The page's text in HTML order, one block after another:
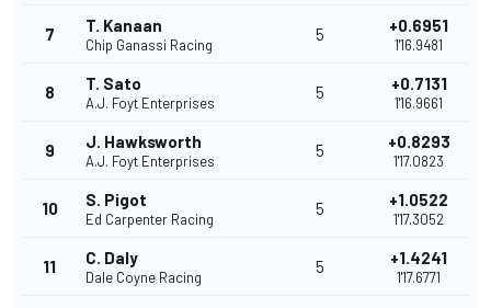
7 T. Kanaan
Chip Ganassi Racing
5 +0.6951
1'16.9481
8 T. Sato
A.J. Foyt Enterprises
5 +0.7131
1'16.9661
9 J. Hawksworth
A.J. Foyt Enterprises
5 +0.8293
1'17.0823
10 S. Pigot
Ed Carpenter Racing
5 +1.0522
1'17.3052
11 C. Daly
Dale Coyne Racing
5 +1.4241
1'17.6771